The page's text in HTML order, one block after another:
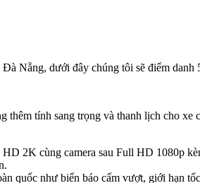
Nẵng, dưới đây chúng tôi sẽ điểm danh
tính sang trọng và thanh lịch cho
2K cùng camera sau Full HD 1080p
quốc như biển báo cấm vượt, giới hạn